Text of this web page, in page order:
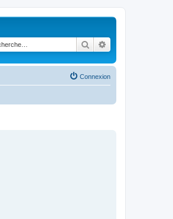
Rechercher
Connexion